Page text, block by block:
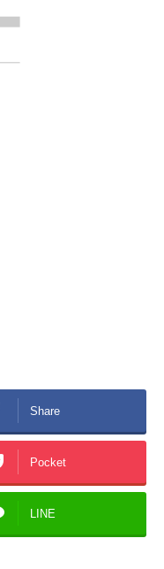
Share
Pocket
LINE